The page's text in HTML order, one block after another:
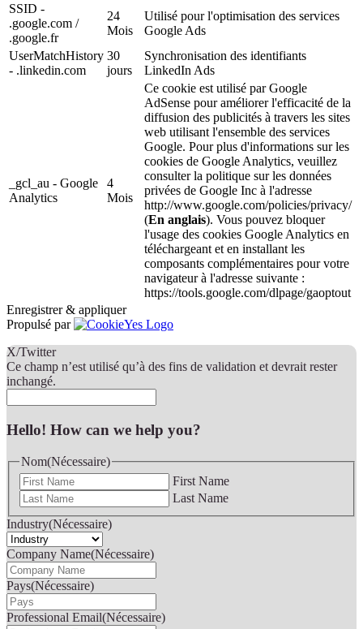
SSID -
.google.com /
.google.fr
24
Mois
Utilisé pour l'optimisation des services
Google Ads
UserMatchHistory
- .linkedin.com
30
jours
Synchronisation des identifiants
LinkedIn Ads
_gcl_au - Google
Analytics
4
Mois
Ce cookie est utilisé par Google
AdSense pour améliorer l'efficacité de la
diffusion des publicités à travers les sites
web utilisant l'ensemble des services
Google. Pour plus d'informations sur les
cookies de Google Analytics, veuillez
consulter la politique sur les données
privées de Google Inc à l'adresse
http://www.google.com/policies/privacy/
(En anglais). Vous pouvez bloquer
l'usage des cookies Google Analytics en
téléchargeant et en installant les
composants complémentaires pour votre
navigateur à l'adresse suivante :
https://tools.google.com/dlpage/gaoptout
Enregistrer & appliquer
Propulsé par
X/Twitter
Ce champ n’est utilisé qu’à des fins de validation et devrait rester
inchangé.
Hello! How can we help you?
Nom(Nécessaire)
First Name
Last Name
Industry(Nécessaire)
Company Name(Nécessaire)
Pays(Nécessaire)
Professional Email(Nécessaire)